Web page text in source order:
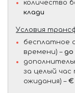
количество
клади
Условия
бесплатное
времени) – до
за целый час
ожидания) – €